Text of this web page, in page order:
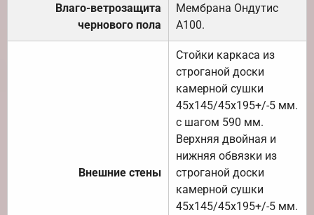
Влаго-ветрозащита
чернового пола
Мембрана Ондутис
А100.
Внешние стены
Стойки каркаса из
строганой доски
камерной сушки
45х145/45х195+/-5 мм.
с шагом 590 мм.
Верхняя двойная и
нижняя обвязки из
строганой доски
камерной сушки
45х145/45х195+/-5 мм.